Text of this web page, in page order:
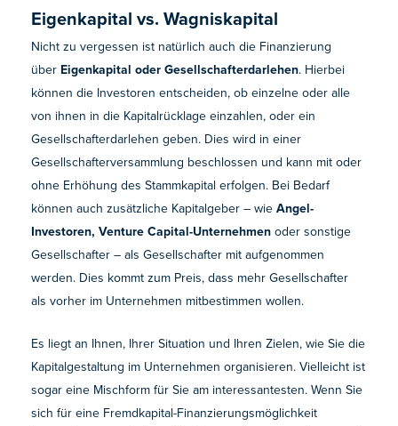
Eigenkapital vs. Wagniskapital
Nicht zu vergessen ist natürlich auch die Finanzierung
über Eigenkapital oder Gesellschafterdarlehen. Hierbei
können die Investoren entscheiden, ob einzelne oder alle
von ihnen in die Kapitalrücklage einzahlen, oder ein
Gesellschafterdarlehen geben. Dies wird in einer
Gesellschafterversammlung beschlossen und kann mit oder
ohne Erhöhung des Stammkapital erfolgen. Bei Bedarf
können auch zusätzliche Kapitalgeber – wieAngel-
Investoren, Venture Capital-Unternehmen oder sonstige
Gesellschafter – als Gesellschafter mit aufgenommen
werden. Dies kommt zum Preis, dass mehr Gesellschafter
als vorher im Unternehmen mitbestimmen wollen.
Es liegt an Ihnen, Ihrer Situation und Ihren Zielen, wie Sie die
Kapitalgestaltung im Unternehmen organisieren. Vielleicht ist
sogar eine Mischform für Sie am interessantesten. Wenn Sie
sich für eine Fremdkapital-Finanzierungsmöglichkeit